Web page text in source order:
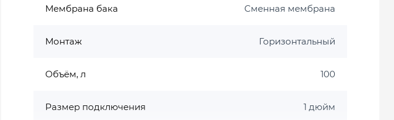
Мембрана бака Сменная мембрана
Монтаж Горизонтальный
Объём, л 100
Размер подключения 1 дюйм